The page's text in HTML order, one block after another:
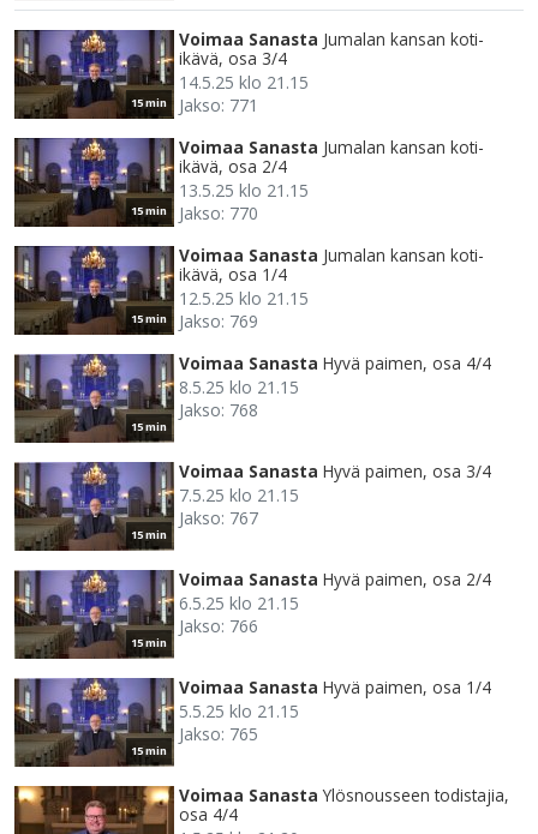
15 min
Voimaa Sanasta Jumalan kansan koti-
ikävä, osa 3/4
14.5.25 klo 21.15
Jakso: 771
15 min
Voimaa Sanasta Jumalan kansan koti-
ikävä, osa 2/4
13.5.25 klo 21.15
Jakso: 770
15 min
Voimaa Sanasta Jumalan kansan koti-
ikävä, osa 1/4
12.5.25 klo 21.15
Jakso: 769
15 min
Voimaa Sanasta Hyvä paimen, osa 4/4
8.5.25 klo 21.15
Jakso: 768
15 min
Voimaa Sanasta Hyvä paimen, osa 3/4
7.5.25 klo 21.15
Jakso: 767
15 min
Voimaa Sanasta Hyvä paimen, osa 2/4
6.5.25 klo 21.15
Jakso: 766
15 min
Voimaa Sanasta Hyvä paimen, osa 1/4
5.5.25 klo 21.15
Jakso: 765
Voimaa Sanasta Ylösnousseen todistajia,
osa 4/4